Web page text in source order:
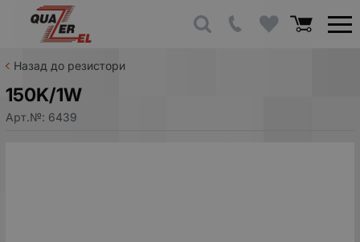
Назад до резистори
150K/1W
Арт.№: 6439